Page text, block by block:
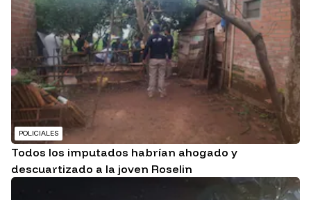
POLICIALES
Todos los imputados habrían ahogado y
descuartizado a la joven Roselin